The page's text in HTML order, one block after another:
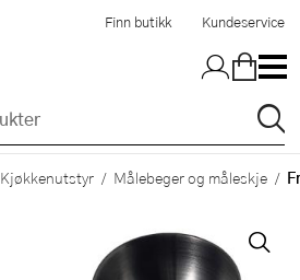
Finn butikk Kundeservice
Kjøkkenutstyr Målebeger og måleskje